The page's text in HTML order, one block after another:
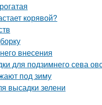
корявой?
внесения
для подзимнего сева
под зиму
высадки зелени